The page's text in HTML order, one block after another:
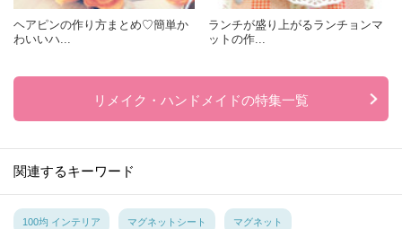
ヘアピンの作り方まとめ♡簡単か
わいいハ...
ランチが盛り上がるランチョンマ
ットの作...
リメイク・ハンドメイドの特集一覧
関連するキーワード
100均 インテリア マグネットシート マグネット